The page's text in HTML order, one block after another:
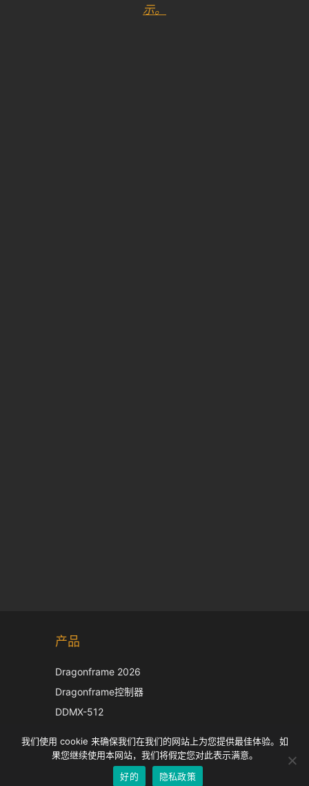
示。
产品
Dragonframe 2026
Dragonframe控制器
DDMX-512
EOS LV 校正帽
我们使用 cookie 来确保我们在我们的网站上为您提供最佳体验。如
果您继续使用本网站，我们将假定您对此表示满意。
好的
隐私政策
English